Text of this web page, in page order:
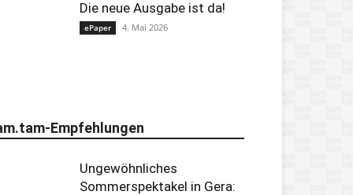
Die neue Ausgabe ist da!
ePaper 4. Mai 2026
Empfehlungen
Ungewöhnliches
Sommerspektakel in Gera: